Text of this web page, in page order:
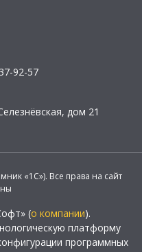
92-57
дом 21
«1С»). Все права на сайт
(о компании).
платформу
программных